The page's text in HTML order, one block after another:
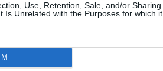
Use, Retention, Sale, and/or Sharing
Is Unrelated with the Purposes for which it